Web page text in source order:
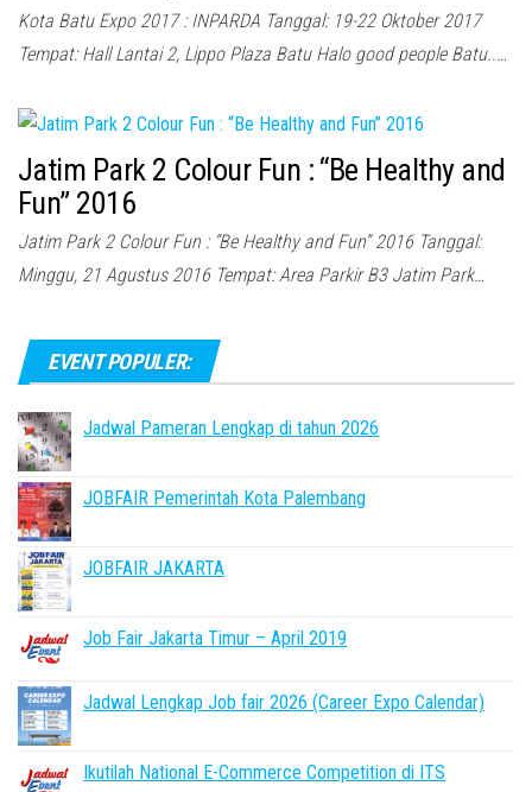
Kota Batu Expo 2017 : INPARDA Tanggal: 19-22 Oktober 2017
Tempat: Hall Lantai 2, Lippo Plaza Batu Halo good people Batu..…
Jatim Park 2 Colour Fun : “Be Healthy and
Fun” 2016
Jatim Park 2 Colour Fun : “Be Healthy and Fun” 2016 Tanggal:
Minggu, 21 Agustus 2016 Tempat: Area Parkir B3 Jatim Park…
EVENT POPULER:
Jadwal Pameran Lengkap di tahun 2026
JOBFAIR Pemerintah Kota Palembang
JOBFAIR JAKARTA
Job Fair Jakarta Timur – April 2019
Jadwal Lengkap Job fair 2026 (Career Expo Calendar)
Ikutilah National E-Commerce Competition di ITS